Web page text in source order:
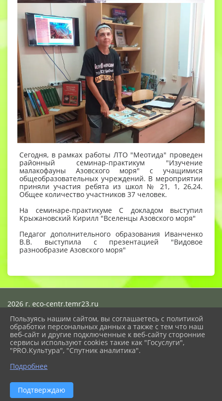
Сегодня, в рамках работы ЛТО "Меотида" проведен
районный семинар-практикум "Изучение
малакофауны Азовского моря" с учащимися
общеобразовательных учреждений. В мероприятии
приняли участия ребята из школ № 21, 1, 26,24.
Общее количество участников 37 человек.
На семинаре-практикуме С докладом выступил
Крыжановский Кирилл "Вселенцы Азовского моря"
Педагог дополнительного образования Иванченко
В.В. выступила с презентацией "Видовое
разнообразие Азовского моря"
2026 г. eco-centr.temr23.ru
Карта сайта
Политика обработки персональных данных
Сделано на KubCMS
Разработка и поддержка
Пользуясь нашим сайтом, вы соглашаетесь с политикой
обработки персональных данных а также с тем что наш
веб-сайт и другие подключенные к веб-сайту сторонние
сервисы используют cookies такие как "Госуслуги",
"PRO.Культура", "Спутник аналитика".
Подробнее
Подтверждаю